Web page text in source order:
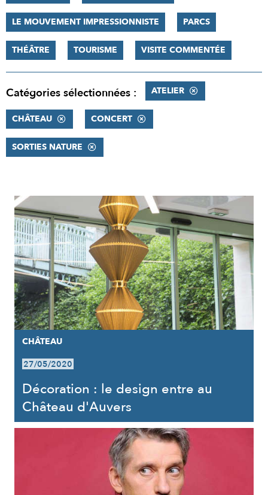
LE MOUVEMENT IMPRESSIONNISTE PARCS
THÉÂTRE TOURISME VISITE COMMENTÉE
Catégories sélectionnées : ATELIER
CHÂTEAU CONCERT
SORTIES NATURE
RÉSULTATS
CHÂTEAU
27/05/2020
Décoration : le design entre au
Château d'Auvers